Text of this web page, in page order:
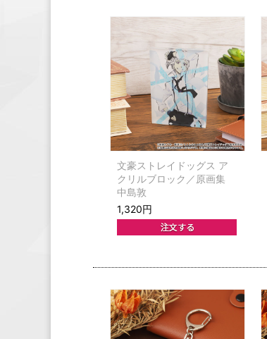
文豪ストレイドッグス ア
クリルブロック／原画集
中島敦
1,320円